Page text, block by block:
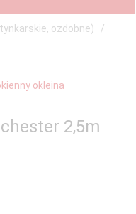
ozdobne)
okleina
2,5m